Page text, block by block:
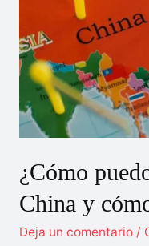
Guía
2023
¿Cómo
China y
Deja un comentario /